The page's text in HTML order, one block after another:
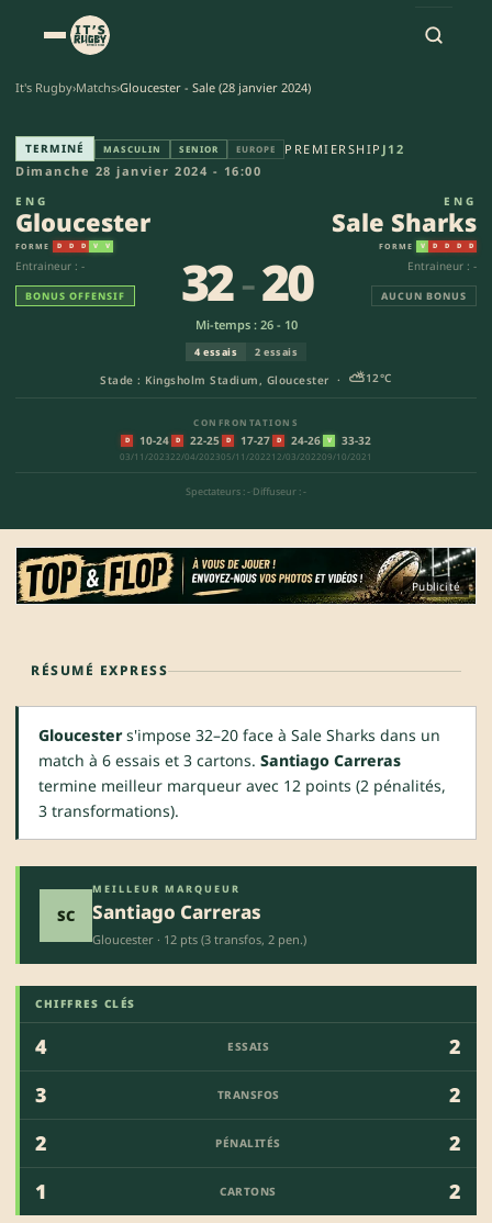
It's Rugby›Matchs›Gloucester - Sale (28 janvier 2024)
Gloucester - Sale Sharks (32-
TERMINÉ MASCULIN SENIOR EUROPE PREMIERSHIP J12
Dimanche 28 janvier 2024 - 16:00
ENG
Gloucester
FORME D D D V V
Entraineur : -
BONUS OFFENSIF
Stade : Kingsholm Stadium, Gloucester · ⛅12°C
32-20
Mi-temps : 26 - 10
4 essais 2 essais
CONFRONTATIONS
D 10-24
03/11/2023
D 22-25
22/04/2023
D 17-27
05/11/2022
D 24-26
12/03/2022
V 33-32
09/10/2021
Spectateurs : - Diffuseur : -
ENG
Sale Sharks
FORME V D D D D
Entraineur : -
AUCUN BONUS
Publicité
RÉSUMÉ EXPRESS
Gloucesters'impose 32–20 face à Sale Sharks dans un
match à 6 essais et 3 cartons. Santiago Carreras
termine meilleur marqueur avec 12 points (2 pénalités,
3 transformations).
SC
MEILLEUR MARQUEUR
Santiago Carreras
Gloucester · 12 pts (3 transfos, 2 pen.)
CHIFFRES CLÉS
4 ESSAIS
2
3
TRANSFOS
2
2
PÉNALITÉS
2
1
CARTONS 2